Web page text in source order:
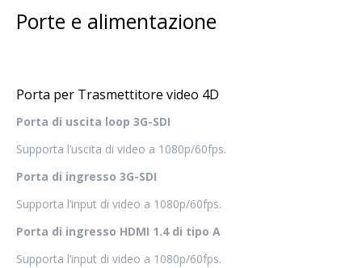
Porte e alimentazione
Porta per Trasmettitore video 4D
Porta di uscita loop 3G-SDI
Supporta l’uscita di video a 1080p/60fps.
Porta di ingresso 3G-SDI
Supporta l’input di video a 1080p/60fps.
Porta di ingresso HDMI 1.4 di tipo A
Supporta l’input di video a 1080p/60fps.